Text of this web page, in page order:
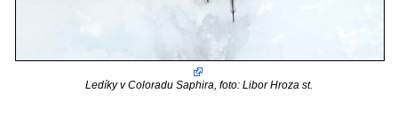
Ledíky v Coloradu Saphira, foto: Libor Hroza st.